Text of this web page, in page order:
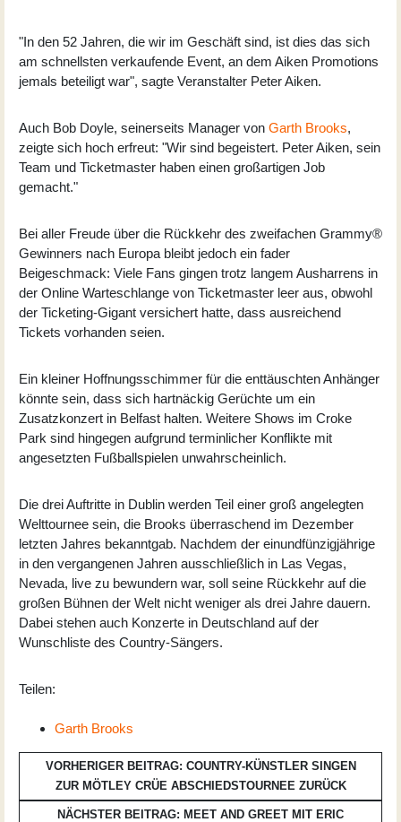
"In den 52 Jahren, die wir im Geschäft sind, ist dies das sich
am schnellsten verkaufende Event, an dem Aiken Promotions
jemals beteiligt war", sagte Veranstalter Peter Aiken.
Auch Bob Doyle, seinerseits Manager von Garth Brooks,
zeigte sich hoch erfreut: "Wir sind begeistert. Peter Aiken, sein
Team und Ticketmaster haben einen großartigen Job
gemacht."
Bei aller Freude über die Rückkehr des zweifachen Grammy®
Gewinners nach Europa bleibt jedoch ein fader
Beigeschmack: Viele Fans gingen trotz langem Ausharrens in
der Online Warteschlange von Ticketmaster leer aus, obwohl
der Ticketing-Gigant versichert hatte, dass ausreichend
Tickets vorhanden seien.
Ein kleiner Hoffnungsschimmer für die enttäuschten Anhänger
könnte sein, dass sich hartnäckig Gerüchte um ein
Zusatzkonzert in Belfast halten. Weitere Shows im Croke
Park sind hingegen aufgrund terminlicher Konflikte mit
angesetzten Fußballspielen unwahrscheinlich.
Die drei Auftritte in Dublin werden Teil einer groß angelegten
Welttournee sein, die Brooks überraschend im Dezember
letzten Jahres bekanntgab. Nachdem der einundfünzigjährige
in den vergangenen Jahren ausschließlich in Las Vegas,
Nevada, live zu bewundern war, soll seine Rückkehr auf die
großen Bühnen der Welt nicht weniger als drei Jahre dauern.
Dabei stehen auch Konzerte in Deutschland auf der
Wunschliste des Country-Sängers.
Teilen:
Garth Brooks
VORHERIGER BEITRAG: COUNTRY-KÜNSTLER SINGEN
ZUR MÖTLEY CRÜE ABSCHIEDSTOURNEE ZURÜCK
NÄCHSTER BEITRAG: MEET AND GREET MIT ERIC